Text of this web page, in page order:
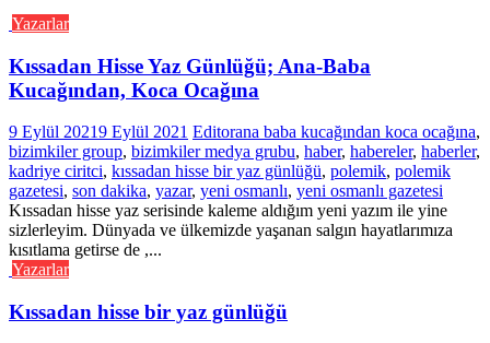
Yazarlar
Kıssadan Hisse Yaz Günlüğü; Ana-Baba
Kucağından, Koca Ocağına
9 Eylül 20219 Eylül 2021 Editorana baba kucağından koca ocağına,
bizimkiler group, bizimkiler medya grubu, haber, habereler, haberler,
kadriye ciritci, kıssadan hisse bir yaz günlüğü, polemik, polemik
gazetesi, son dakika, yazar, yeni osmanlı, yeni osmanlı gazetesi
Kıssadan hisse yaz serisinde kaleme aldığım yeni yazım ile yine
sizlerleyim. Dünyada ve ülkemizde yaşanan salgın hayatlarımıza
kısıtlama getirse de ,...
Yazarlar
Kıssadan hisse bir yaz günlüğü